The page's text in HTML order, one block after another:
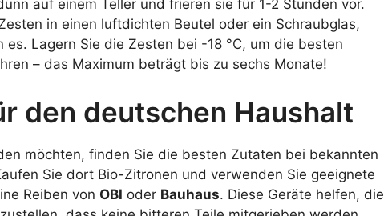
auf einem Teller und frieren sie für 1-2 Stunden vor.
in einen luftdichten Beutel oder ein Schraubglas,
Lagern Sie die Zesten bei -18 °C, um die besten
– das Maximum beträgt bis zu sechs Monate!
den deutschen Haushalt
möchten, finden Sie die besten Zutaten bei bekannten
Sie dort Bio-Zitronen und verwenden Sie geeignete
Reiben von OBI oder Bauhaus. Diese Geräte helfen, die